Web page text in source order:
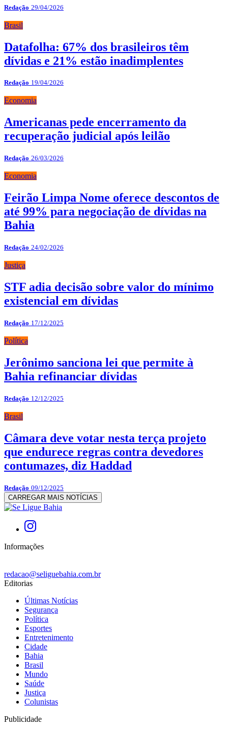
Redação 29/04/2026
Brasil
Datafolha: 67% dos brasileiros têm
dívidas e 21% estão inadimplentes
Redação 19/04/2026
Economia
Americanas pede encerramento da
recuperação judicial após leilão
Redação 26/03/2026
Economia
Feirão Limpa Nome oferece descontos de
até 99% para negociação de dívidas na
Bahia
Redação 24/02/2026
Justiça
STF adia decisão sobre valor do mínimo
existencial em dívidas
Redação 17/12/2025
Política
Jerônimo sanciona lei que permite à
Bahia refinanciar dívidas
Redação 12/12/2025
Brasil
Câmara deve votar nesta terça projeto
que endurece regras contra devedores
contumazes, diz Haddad
Redação 09/12/2025
CARREGAR MAIS NOTÍCIAS
Informações
redacao@seliguebahia.com.br
Editorias
Últimas Notícias
Segurança
Política
Esportes
Entretenimento
Cidade
Bahia
Brasil
Mundo
Saúde
Justiça
Colunistas
Publicidade